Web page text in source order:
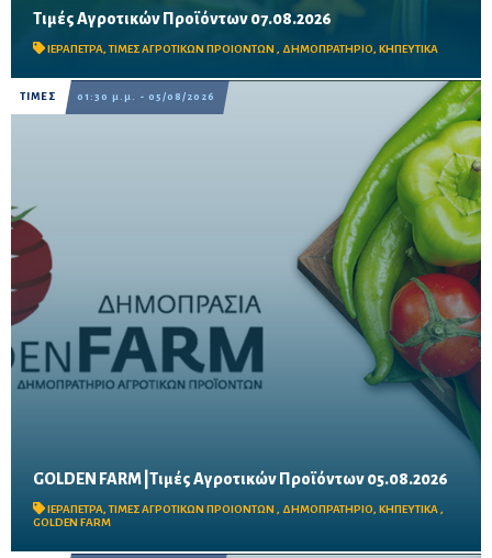
Τιμές Αγροτικών Προϊόντων 07.08.2026
ΙΕΡΑΠΕΤΡΑ,ΤΙΜΕΣ ΑΓΡΟΤΙΚΩΝ ΠΡΟΙΟΝΤΩΝ , ΔΗΜΟΠΡΑΤΗΡΙΟ, ΚΗΠΕΥΤΙΚΑ
Δείτε τις σημερινές τιμές του δημοπρατηρίου
ΤΙΜΕΣ 01:30 μ.μ. - 05/08/2026
GOLDEN FARM |Τιμές Αγροτικών Προϊόντων 05.08.2026
ΙΕΡΑΠΕΤΡΑ,ΤΙΜΕΣ ΑΓΡΟΤΙΚΩΝ ΠΡΟΙΟΝΤΩΝ , ΔΗΜΟΠΡΑΤΗΡΙΟ, ΚΗΠΕΥΤΙΚΑ,
GOLDEN FARM